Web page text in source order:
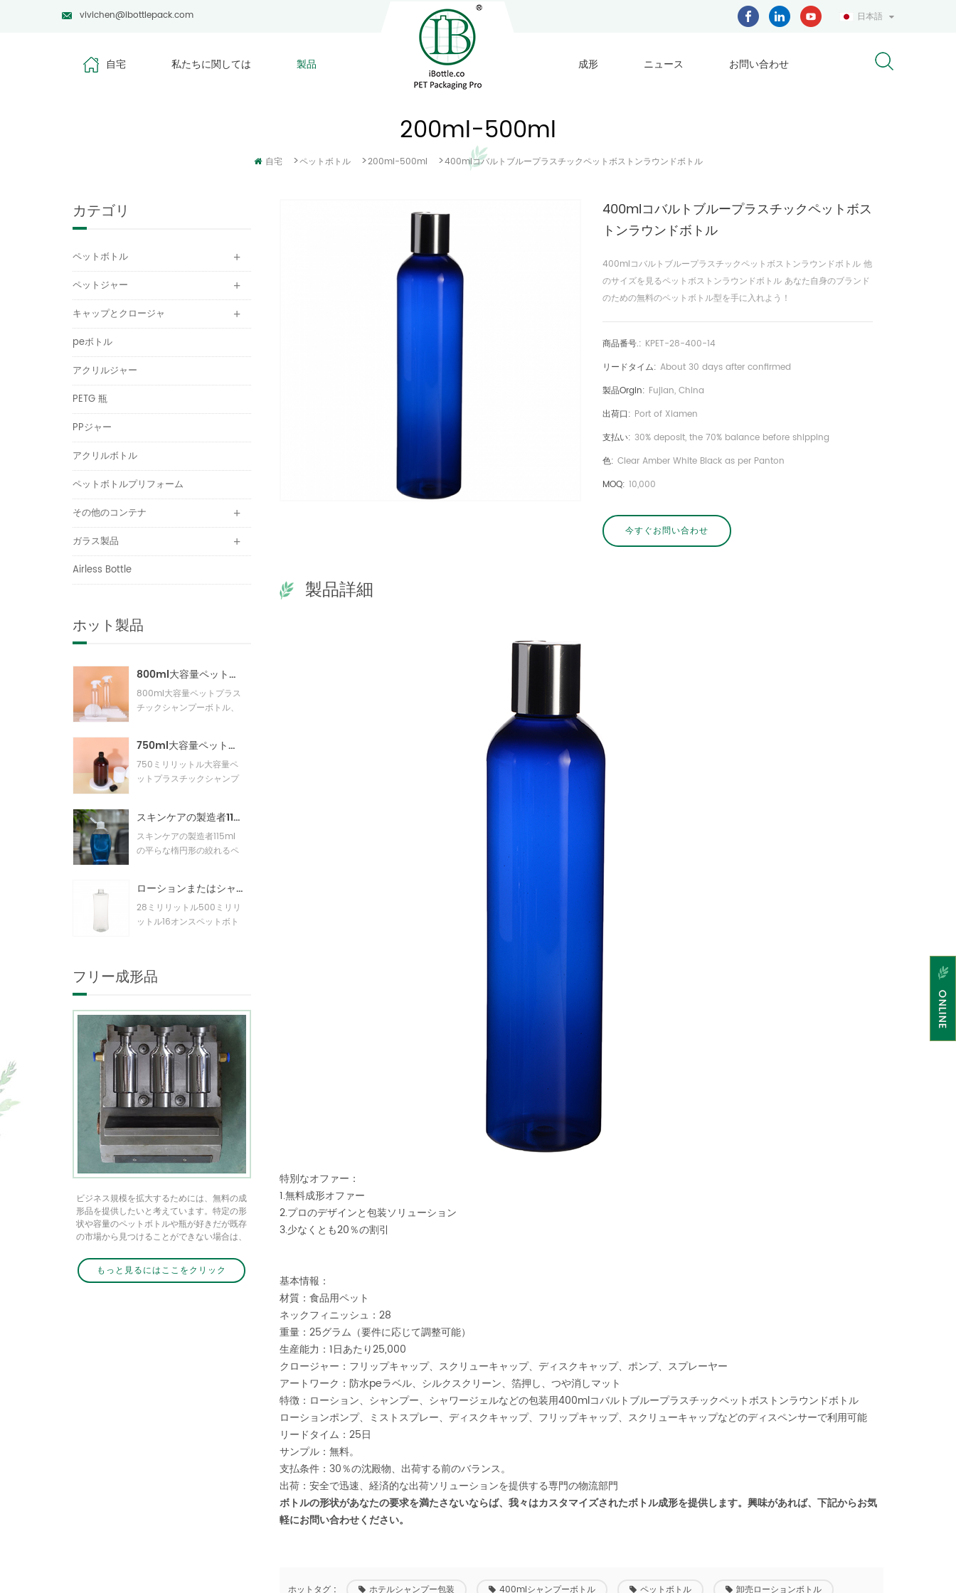
vivichen@ibottlepack.com 日本語
自宅 私たちに関しては 製品 成形 ニュース お問い合わせ
200ml-500ml
自宅 >ペットボトル >200ml-500ml >400mlコバルトブループラスチックペットボストンラウンドボトル
400mlコバルトブループラスチックペットボス
トンラウンドボトル
400mlコバルトブループラスチックペットボストンラウンドボトル 他
のサイズを見るペットボストンラウンドボトル あなた自身のブランド
のための無料のペットボトル型を手に入れよう！
商品番号.: KPET-28-400-14
リードタイム: About 30 days after confirmed
製品orgin: Fujian, China
出荷口: Port of Xiamen
支払い: 30% deposit, the 70% balance before shipping
色: Clear Amber White Black as per Panton
MOQ: 10,000
今すぐお問い合わせ
製品詳細
特別なオファー：
1.無料成形​​オファー
2.プロのデザインと包装ソリューション
3.少なくとも20％の割引
基本情報：
材質：食品用ペット
ネックフィニッシュ：28
重量：25グラム（要件に応じて調整可能）
生産能力：1日あたり25,000
クロージャー：フリップキャップ、スクリューキャップ、ディスクキャップ、ポンプ、スプレーヤー
アートワーク：防水peラベル、シルクスクリーン、箔押し、つや消しマット
特徴：ローション、シャンプー、シャワージェルなどの包装用400mlコバルトブループラスチックペットボストンラウンドボトル
ローションポンプ、ミストスプレー、ディスクキャップ、フリップキャップ、スクリューキャップなどのディスペンサーで利用可能
リードタイム：25日
サンプル：無料。
支払条件：30％の沈殿物、出荷する前のバランス。
出荷：安全で迅速、経済的な出荷ソリューションを提供する専門の物流部門
ボトルの形状があなたの要求を満たさないならば、我々はカスタマイズされたボトル成形を提供します。興味があれば、下記からお気
軽にお問い合わせください。
ホットタグ : ホテルシャンプー包装 400mlシャンプーボトル ペットボトル 卸売ローションボトル
カテゴリ
ペットボトル
ペットジャー
キャップとクロージャ
peボトル
アクリルジャー
PETG 瓶
PPジャー
アクリルボトル
ペットボトルプリフォーム
その他のコンテナ
ガラス製品
Airless Bottle
ホット製品
800ml大容量ペットプラスチックシャンプーボトル
800ml大容量ペットプラス
チックシャンプーボトル、
ます。 保証品質と良い価
格。
750ml大容量ペットプラスチックシャンプーボトル
750ミリリットル大容量ペ
ットプラスチックシャンプ
プーなどに使用できます。
保証品質と良い価格。
スキンケアの製造者115mlの平らな楕円形の絞れるペットペットボトル
スキンケアの製造者115ml
の平らな楕円形の絞れるペ
トボトル型を手に入れまし
ょう！ それを設計し、カス
タマイズし、生産します。
ローションまたはシャンプーのための500mlの28mmネックサイズのユニークな形状のプラスチックペットボトルkpet28-500-22d
28ミリリットル500ミリリ
ットル16オンスペットボト
当社のフリーモールディン
品パッケージングの実現
フリー成形品
ビジネス規模を拡大するためには、無料の成
形品を提供したいと考えています。特定の形
状や容量のペットボトルや瓶が好きだが既存
の市場から見つけることができない場合は、
きは無料の金型をカスタマイズして解決策が
あります。ご興味のある方はお気軽にお問い
もっと見るにはここをクリック